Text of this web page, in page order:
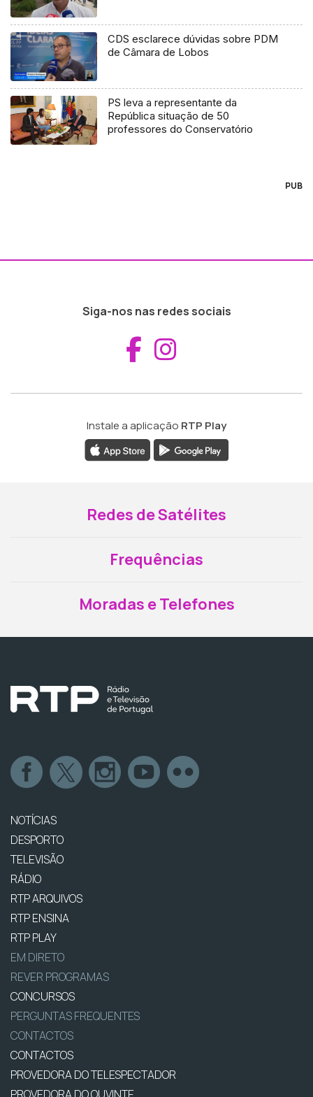
CDS esclarece dúvidas sobre PDM
de Câmara de Lobos
PS leva a representante da
República situação de 50
professores do Conservatório
PUB
Siga-nos nas redes sociais
Aceder ao
Instale a aplicação RTP Play
Redes de Satélites
Frequências
Moradas e Telefones
NOTÍCIAS
DESPORTO
TELEVISÃO
RÁDIO
RTP ARQUIVOS
RTP ENSINA
RTP PLAY
EM DIRETO
REVER PROGRAMAS
CONCURSOS
PERGUNTAS FREQUENTES
CONTACTOS
CONTACTOS
PROVEDORA DO TELESPECTADOR